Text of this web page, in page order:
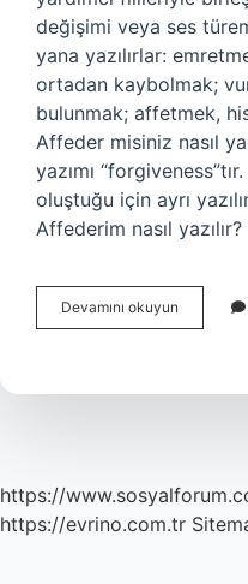
değişimi veya ses
yana yazılırlar:
ortadan kaybolmak;
bulunmak; affetmek,
Affeder misiniz nasıl
yazımı
oluştuğu için ayrı
Affederim nasıl
Devamını okuyun Affedersin
Nasıl
https://
https://evrino.com.tr